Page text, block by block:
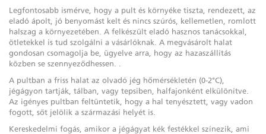
Legfontosabb ismérve, hogy a pult és környéke tiszta, rendezett, az
eladó ápolt, jó benyomást kelt és nincs szúrós, kellemetlen, romlott
halszag a környezetében. A felkészült eladó hasznos tanácsokkal,
ötletekkel is tud szolgálni a vásárlóknak. A megvásárolt halat
gondosan csomagolja be, ügyelve arra, hogy az hazaszállítás
közben se szennyeződhessen. .
A pultban a friss halat az olvadó jég hőmérsékletén (0-2°C),
jégágyon tartják, tálban, vagy tepsiben, halfajonként elkülönítve.
Az igényes pultban feltüntetik, hogy a hal tenyésztett, vagy vadon
fogott, sőt jelölik a származási helyét is.
Kereskedelmi fogás, amikor a jégágyat kék festékkel színezik, ami